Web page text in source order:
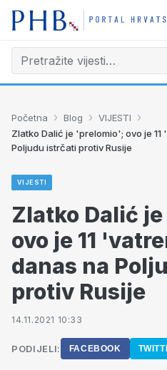
Početna › Blog › VIJESTI ›
Zlatko Dalić je 'prelomio'; ovo je
Poljudu istrčati protiv Rusije
VIJESTI
Zlatko Dalić
ovo je 11
danas na
protiv Rusije
14.11.2021 10:33
PODIJELI: FACEBOOK